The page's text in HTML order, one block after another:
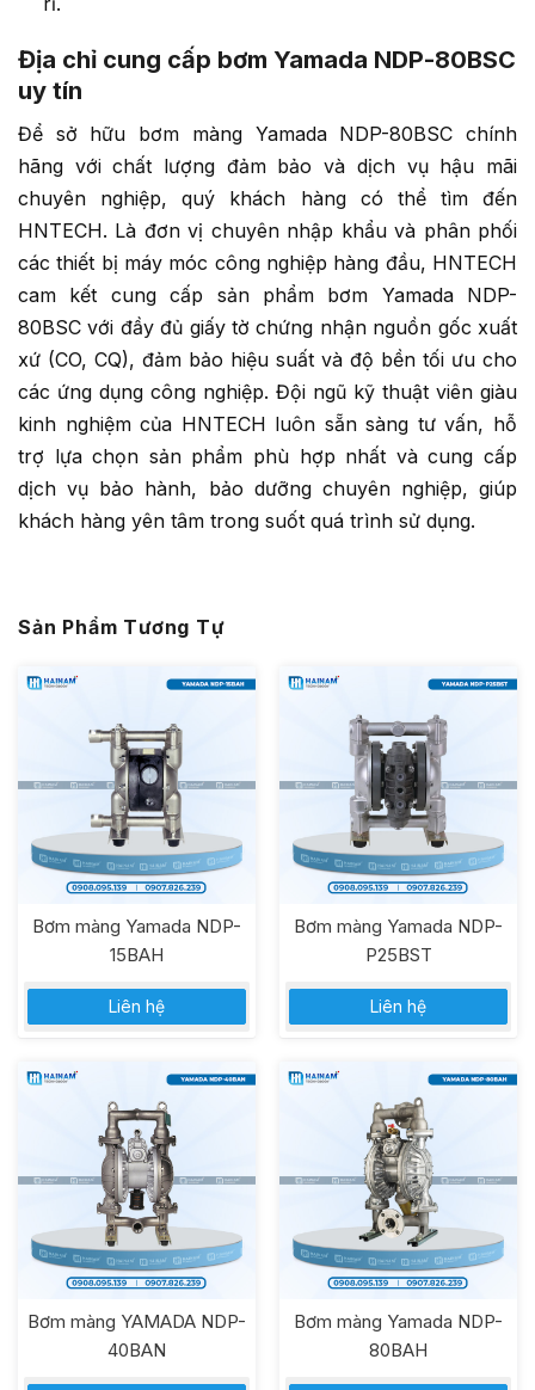
Địa chỉ cung cấp bơm Yamada NDP-80BSC
uy tín
Để sở hữu bơm màng Yamada NDP-80BSC chính
hãng với chất lượng đảm bảo và dịch vụ hậu mãi
chuyên nghiệp, quý khách hàng có thể tìm đến
HNTECH. Là đơn vị chuyên nhập khẩu và phân phối
các thiết bị máy móc công nghiệp hàng đầu, HNTECH
cam kết cung cấp sản phẩm bơm Yamada NDP-
80BSC với đầy đủ giấy tờ chứng nhận nguồn gốc xuất
xứ (CO, CQ), đảm bảo hiệu suất và độ bền tối ưu cho
các ứng dụng công nghiệp. Đội ngũ kỹ thuật viên giàu
kinh nghiệm của HNTECH luôn sẵn sàng tư vấn, hỗ
trợ lựa chọn sản phẩm phù hợp nhất và cung cấp
dịch vụ bảo hành, bảo dưỡng chuyên nghiệp, giúp
khách hàng yên tâm trong suốt quá trình sử dụng.
Sản Phẩm Tương Tự
Bơm màng Yamada NDP-
15BAH
Liên hệ
Bơm màng Yamada NDP-
P25BST
Liên hệ
Bơm màng YAMADA NDP-
40BAN
Bơm màng Yamada NDP-
80BAH